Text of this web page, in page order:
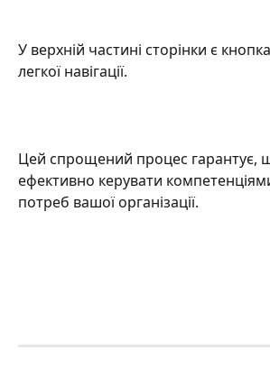
У верхній частині сторінки є
легкої навігації.
Цей спрощений процес гарантує,
ефективно керувати
потреб вашої організації.